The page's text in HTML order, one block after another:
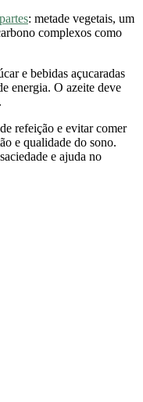
: metade vegetais, um
complexos como
e bebidas açucaradas
energia. O azeite deve
refeição e evitar comer
e qualidade do sono.
e ajuda no